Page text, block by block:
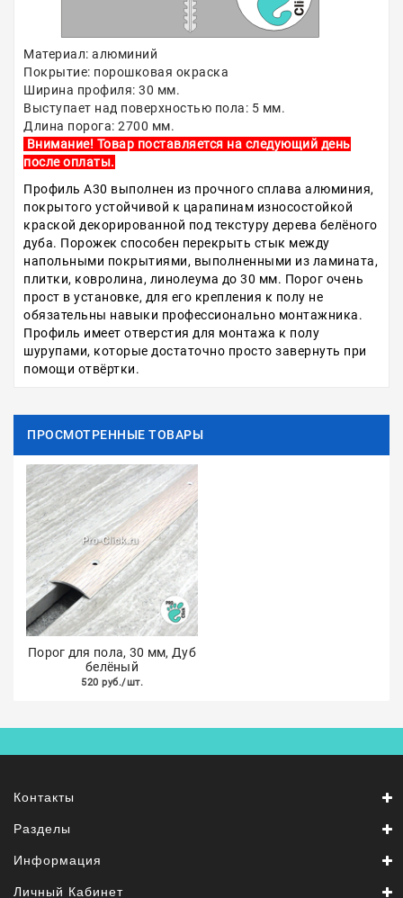
Материал: алюминий
Покрытие: порошковая окраска
Ширина профиля: 30 мм.
Выступает над поверхностью пола: 5 мм.
Длина порога: 2700 мм.
Внимание! Товар поставляется на следующий день
после оплаты.
Профиль А30 выполнен из прочного сплава алюминия,
покрытого устойчивой к царапинам износостойкой
краской декорированной под текстуру дерева белёного
дуба. Порожек способен перекрыть стык между
напольными покрытиями, выполненными из ламината,
плитки, ковролина, линолеума до 30 мм. Порог очень
прост в установке, для его крепления к полу не
обязательны навыки профессионально монтажника.
Профиль имеет отверстия для монтажа к полу
шурупами, которые достаточно просто завернуть при
помощи отвёртки.
ПРОСМОТРЕННЫЕ ТОВАРЫ
Порог для пола, 30 мм, Дуб
белёный
520 руб./шт.
Контакты
Разделы
Информация
Личный Кабинет